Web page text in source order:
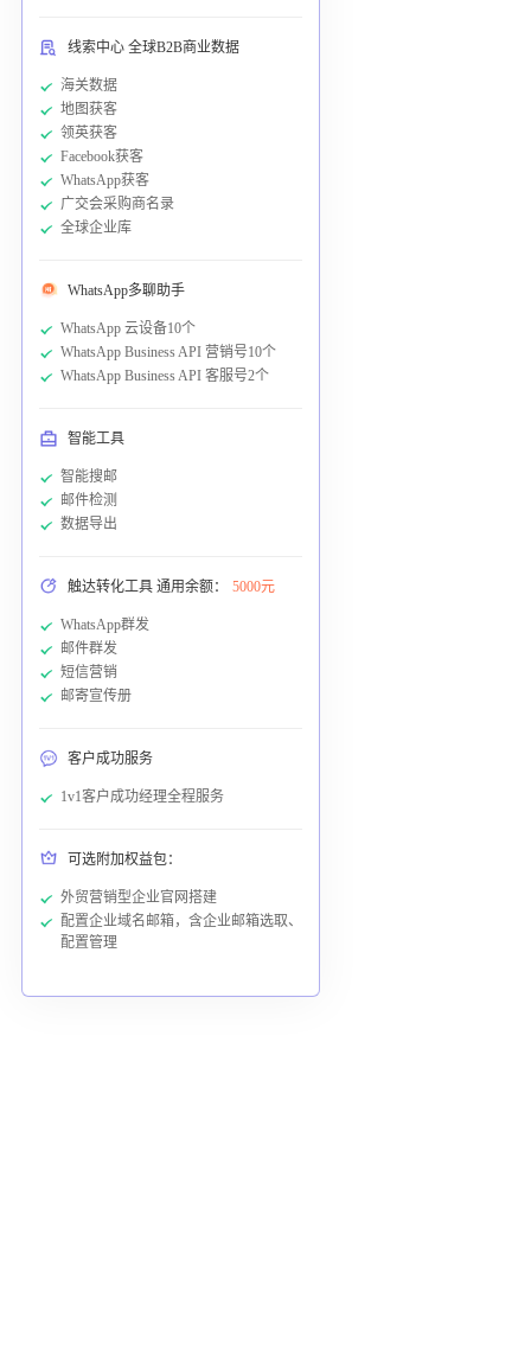
线索中心 全球B2B商业数据
海关数据
地图获客
领英获客
Facebook获客
WhatsApp获客
广交会采购商名录
全球企业库
WhatsApp多聊助手
WhatsApp 云设备10个
WhatsApp Business API 营销号10个
WhatsApp Business API 客服号2个
智能工具
智能搜邮
邮件检测
数据导出
触达转化工具 通用余额： 5000元
WhatsApp群发
邮件群发
短信营销
邮寄宣传册
客户成功服务
1v1客户成功经理全程服务
可选附加权益包：
外贸营销型企业官网搭建
配置企业域名邮箱，含企业邮箱选取、
配置管理